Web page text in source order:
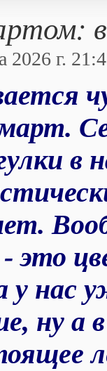
2026 г.
в
- это
у нас
ну а